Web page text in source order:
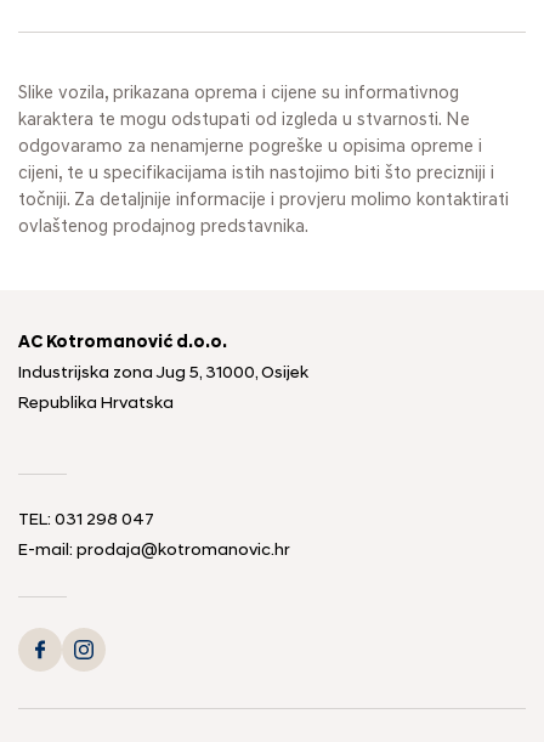
Slike vozila, prikazana oprema i cijene su informativnog
karaktera te mogu odstupati od izgleda u stvarnosti. Ne
odgovaramo za nenamjerne pogreške u opisima opreme i
cijeni, te u specifikacijama istih nastojimo biti što precizniji i
točniji. Za detaljnije informacije i provjeru molimo kontaktirati
ovlaštenog prodajnog predstavnika.
AC Kotromanović d.o.o.
Industrijska zona Jug 5, 31000, Osijek
Republika Hrvatska
TEL: 031 298 047
E-mail: prodaja@kotromanovic.hr